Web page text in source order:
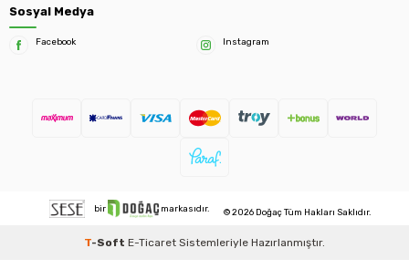
Sosyal Medya
Facebook Instagram
bir markasıdır. © 2026 Doğaç Tüm Hakları Saklıdır.
T-Soft E-Ticaret Sistemleriyle Hazırlanmıştır.